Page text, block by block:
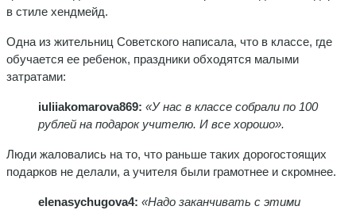
в стиле хендмейд.
Одна из жительниц Советского написала, что в классе, где
обучается ее ребенок, праздники обходятся малыми
затратами:
iuliiakomarova869: «У нас в классе собрали по 100
рублей на подарок учителю. И все хорошо».
Люди жаловались на то, что раньше таких дорогостоящих
подарков не делали, а учителя были грамотнее и скромнее.
elenasychugova4: «Надо заканчивать с этими